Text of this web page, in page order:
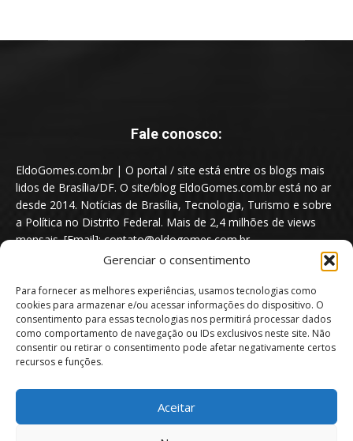
Gerenciar o consentimento
Para fornecer as melhores experiências, usamos tecnologias como
cookies para armazenar e/ou acessar informações do dispositivo. O
consentimento para essas tecnologias nos permitirá processar dados
como comportamento de navegação ou IDs exclusivos neste site. Não
consentir ou retirar o consentimento pode afetar negativamente certos
recursos e funções.
Aceitar
Fale conosco:
EldoGomes.com.br | O portal / site está entre os blogs mais
lidos de Brasília/DF. O site/blog EldoGomes.com.br está no ar
desde 2014. Notícias de Brasília, Tecnologia, Turismo e sobre
a Política no Distrito Federal. Mais de 2,4 milhões de views
mensais. [Email]: contato@eldogomes.com.br
Portal EldoGomes.com.br | Entre os Blogs mais lidos de Brasília/DF. |